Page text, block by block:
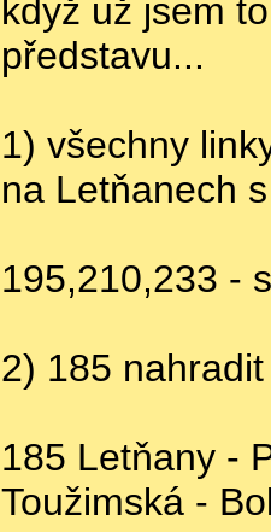
když už jsem
představu...
1) všechny
na Letňanech
195,210,233 -
2) 185
185 Letňany -
Toužimská -